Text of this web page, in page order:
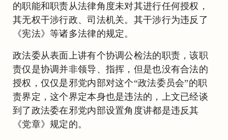
的职能和职责从法律角度未对其进行任何授权，
其无权干涉行政、司法机关。其干涉行为违反了
《宪法》等诸多法律的规定。
政法委从表面上讲有个协调公检法的职责，该职
责仅是协调并非领导、指挥，但是也没有合法的
授权，仅仅是邪党内部对这个“政法委员会”的职
责界定，这个界定本身也是违法的，上文已经谈
到了政法委在邪党内部设置角度讲都是违反其
《党章》规定的。